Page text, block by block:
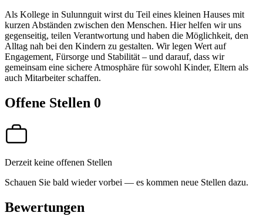
Als Kollege in Sulunnguit wirst du Teil eines kleinen Hauses mit
kurzen Abständen zwischen den Menschen. Hier helfen wir uns
gegenseitig, teilen Verantwortung und haben die Möglichkeit, den
Alltag nah bei den Kindern zu gestalten. Wir legen Wert auf
Engagement, Fürsorge und Stabilität – und darauf, dass wir
gemeinsam eine sichere Atmosphäre für sowohl Kinder, Eltern als
auch Mitarbeiter schaffen.
Offene Stellen 0
Derzeit keine offenen Stellen
Schauen Sie bald wieder vorbei — es kommen neue Stellen dazu.
Bewertungen